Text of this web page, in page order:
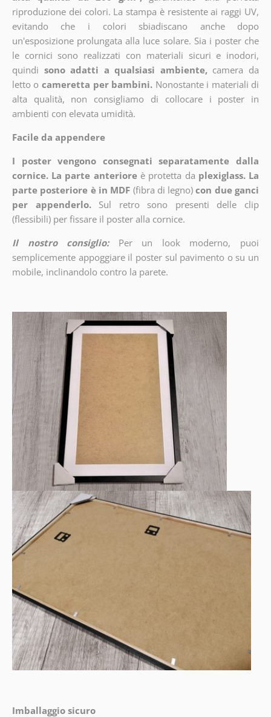
riproduzione dei colori. La stampa è resistente ai raggi UV,
evitando che i colori sbiadiscano anche dopo
un'esposizione prolungata alla luce solare. Sia i poster che
le cornici sono realizzati con materiali sicuri e inodori,
quindi sono adatti a qualsiasi ambiente, camera da
letto o cameretta per bambini. Nonostante i materiali di
alta qualità, non consigliamo di collocare i poster in
ambienti con elevata umidità.
Facile da appendere
I poster vengono consegnati separatamente dalla
cornice. La parte anteriore è protetta da plexiglass. La
parte posteriore è in MDF (fibra di legno) con due ganci
per appenderlo.
Sul retro sono presenti delle clip
(flessibili) per fissare il poster alla cornice.
Il nostro consiglio:
Per un look moderno, puoi
semplicemente appoggiare il poster sul pavimento o su un
mobile, inclinandolo contro la parete.
Imballaggio sicuro